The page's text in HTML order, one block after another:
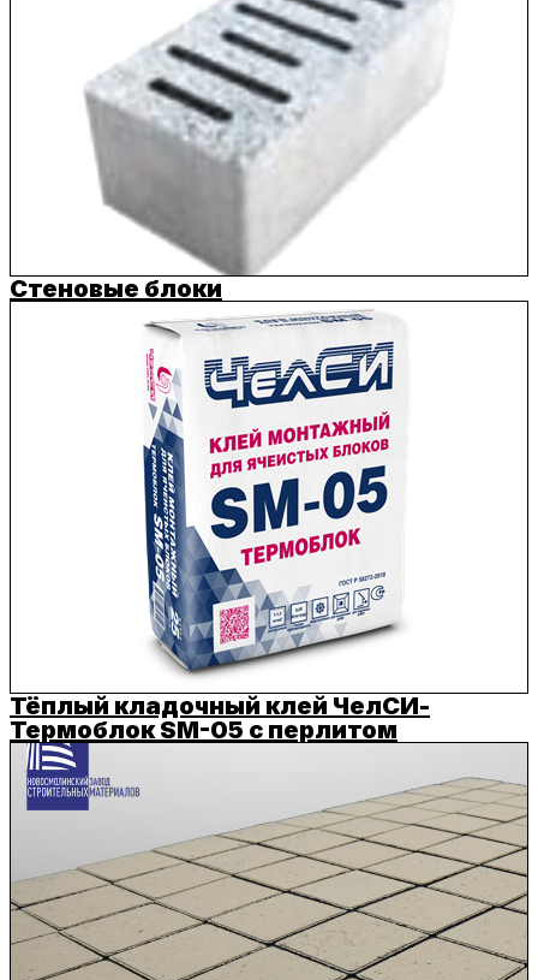
Стеновые блоки
Тёплый кладочный клей ЧелСИ-
Термоблок SM-05 с перлитом